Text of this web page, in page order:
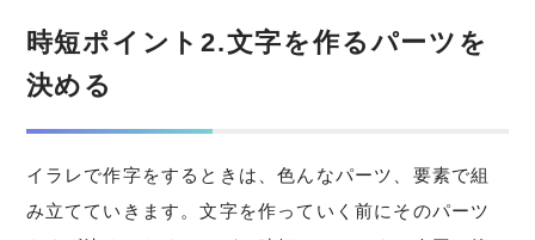
時短ポイント2.文字を作るパーツを
決める
イラレで作字をするときは、色んなパーツ、要素で組
み立てていきます。文字を作っていく前にそのパーツ